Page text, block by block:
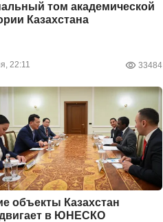
том академической
Казахстана
22:11 33484
объекты Казахстан
в ЮНЕСКО